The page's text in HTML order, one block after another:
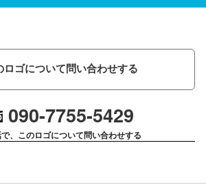
ロゴについて問い合わせする
090-7755-5429
、このロゴについて問い合わせする